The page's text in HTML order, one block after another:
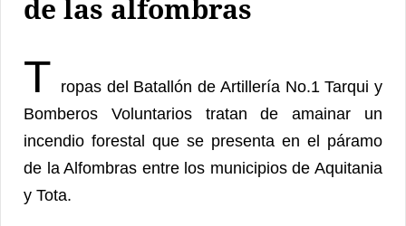
de las alfombras
T ropas del Batallón de Artillería No.1 Tarqui y
Bomberos Voluntarios tratan de amainar un
incendio forestal que se presenta en el páramo
de la Alfombras entre los municipios de Aquitania
y Tota.